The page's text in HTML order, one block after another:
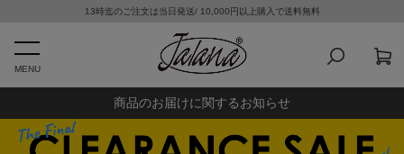
13時迄のご注文は当日発送/ 10,000円以上購入で送料無料
MENU
商品のお届けに関するお知らせ